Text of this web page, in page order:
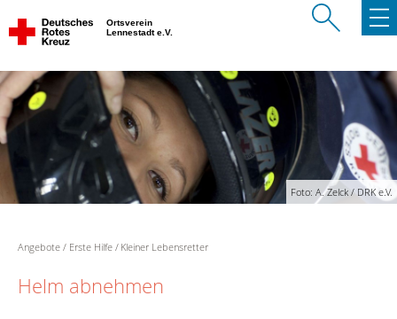
Ortsverein
Lennestadt e.V.
Foto: A. Zelck / DRK e.V.
Angebote Erste Hilfe Kleiner Lebensretter
Helm abnehmen